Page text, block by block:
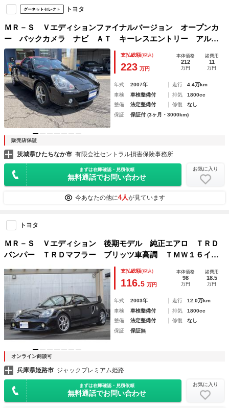
グーネットセレクト トヨタ
ＭＲ－Ｓ Ｖエディションファイナルバージョン オープンカ
ー バックカメラ ナビ ＡＴ キーレスエントリー アルミ
ホイール 衝突安全ボディ ＡＢＳ エアコン パワーステア
リング パワーウィンドウ
支払総額(税込)
223 万円
本体価格
212
万円
諸費用
11
万円
年式 2007年 走行
4.4万km
車検
車検整備付 排気
1800cc
整備
法定整備付 修復
なし
保証
保証付 (3ヶ月・3000km)
販売店保証
茨城県ひたちなか市 有限会社セントラル損害保険事務所
まずは在庫確認・見積依頼
無料通話でお問い合わせ
お気に入り
今あなたの他に4人が見ています
トヨタ
ＭＲ－Ｓ Ｖエディション 後期モデル 純正エアロ ＴＲＤ
バンパー ＴＲＤマフラー ブリッツ車高調 ＴＭＷ１６イン
チＡＷ 大型トランクスポイラー クスコタワーバー タンレ
ザーシート ＳＤナビ フルセグＴＶ 純正キーレス
支払総額(税込)
116.5 万円
本体価格
98
万円
諸費用
18.5
万円
年式 2003年 走行
12.0万km
車検
車検整備付 排気
1800cc
整備
法定整備付 修復
なし
保証
保証無
オンライン商談可
兵庫県姫路市 ジャックプレミアム姫路
まずは在庫確認・見積依頼
無料通話でお問い合わせ
お気に入り